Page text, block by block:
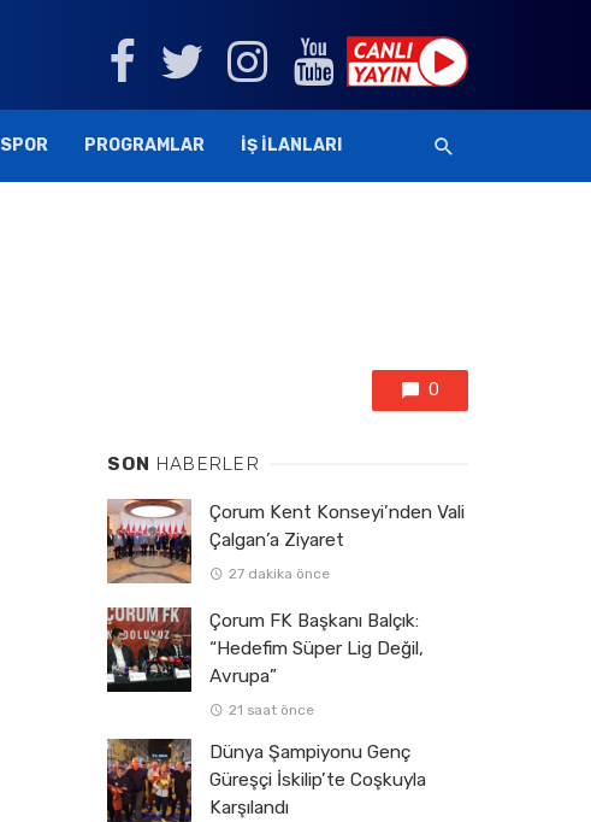
SPOR PROGRAMLAR İŞ İLANLARI
0
SON HABERLER
Çorum Kent Konseyi’nden Vali
Çalgan’a Ziyaret
27 dakika önce
Çorum FK Başkanı Balçık:
“Hedefim Süper Lig Değil,
Avrupa”
21 saat önce
Dünya Şampiyonu Genç
Güreşçi İskilip’te Coşkuyla
Karşılandı